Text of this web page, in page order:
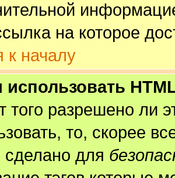
на которое
к началу
использовать
того разрешено ли
то, скорее
сделано для